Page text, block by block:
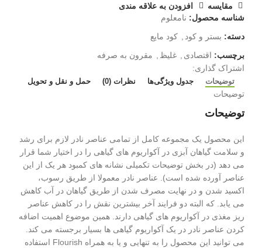
مقايسه
افزودن به علاقه مندی
شناسه محصول: نامعلوم
دسته: بستر و کود , کود مایع
برچسب: اقتصادی , غلیظ , مقرون به صرفه
اشتراک گذاری:
توضیحات جدول ویژگی‌ها نظرات (0) حمل و نقل و تحویل
توضیحات
توضیحات
این محصول یک مجموعه کامل از تمامی عناصر نادر لازم برای رشد
و سلامت گیاهان آبزی در آکواریوم های گیاهی را در اختیار شما قرار
می دهد (در بخش توضیحات تکمیلی نشانه های کمبود هر یک از این
عناصر آورده شده است). عناصر نادر معمولا از طریق رسوب،
اکسید شدن و در نهایت مصرف شدن از طریق گیاهان در آب کاهش
می یابد. که البته دو فرایند آخر بیشترین نقش را در کاهش عناصر
ریز مغذی در آکواریوم های گیاهی دارند. همین موضوع اهمیت اضافه
کردن عناصر نادر در یک آکواریوم گیاهی ها بسیار برجسته می کند.
می توانید این محصول را به تنهایی و یا به همراه Flourish استفاده